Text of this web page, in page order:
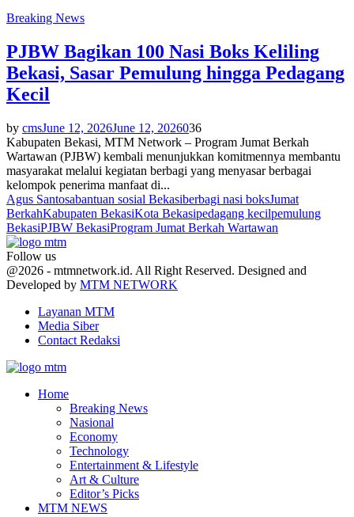
Breaking News
PJBW Bagikan 100 Nasi Boks Keliling
Bekasi, Sasar Pemulung hingga Pedagang
Kecil
by cmsJune 12, 2026June 12, 2026036
Kabupaten Bekasi, MTM Network – Program Jumat Berkah
Wartawan (PJBW) kembali menunjukkan komitmennya membantu
masyarakat melalui kegiatan berbagi yang menyasar berbagai
kelompok penerima manfaat di...
Agus Santosabantuan sosial Bekasiberbagi nasi boksJumat
BerkahKabupaten BekasiKota Bekasipedagang kecilpemulung
BekasiPJBW BekasiProgram Jumat Berkah Wartawan
Follow us
Facebook
Twitter
Youtube
@2026 - mtmnetwork.id. All Right Reserved. Designed and
Developed by MTM NETWORK
Layanan MTM
Media Siber
Contact Redaksi
Home
Breaking News
Nasional
Economy
Technology
Entertainment & Lifestyle
Art & Culture
Editor’s Picks
MTM NEWS